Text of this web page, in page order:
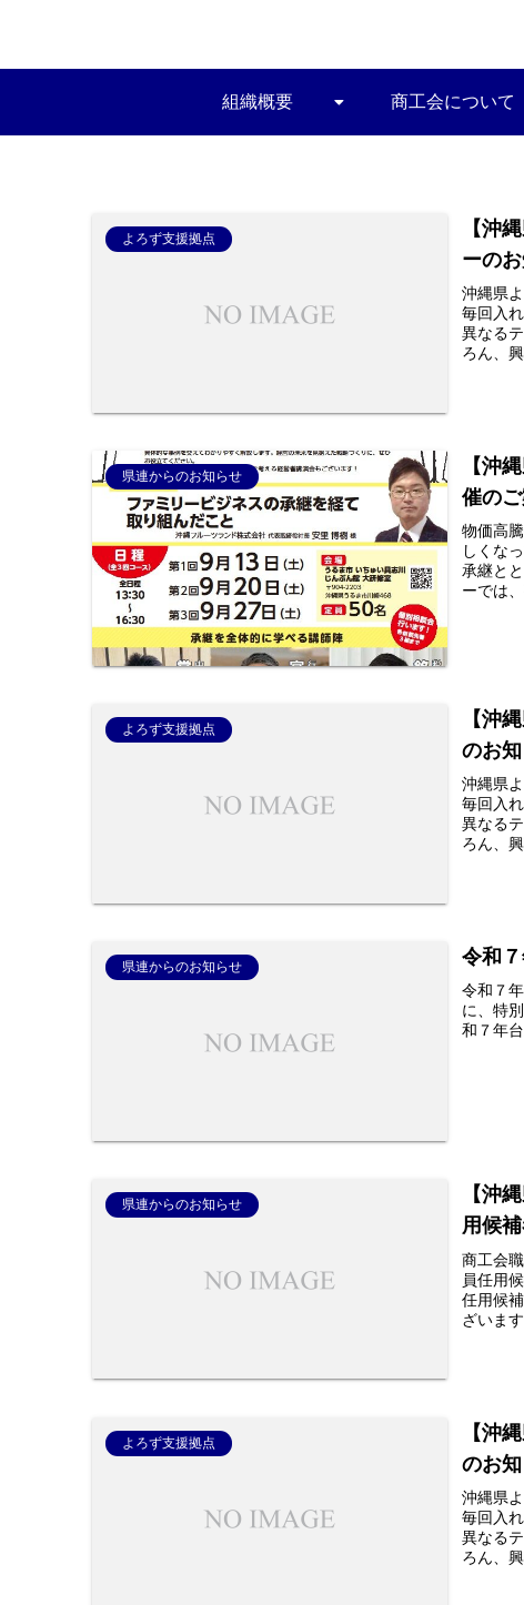
組織概要 商工会について
よろず支援拠点
【沖
ーの
沖縄県
毎回入
異なる
ろん、
県連からのお知らせ
【沖
催の
物価高
しくな
承継と
ーでは
よろず支援拠点
【沖
のお
沖縄県
毎回入
異なる
ろん、
県連からのお知らせ 令和
令和７
に、特
和７年
県連からのお知らせ
【沖
用候
商工会
員任用
任用候
ざいま
よろず支援拠点
【沖
のお
沖縄県
毎回入
異なる
ろん、